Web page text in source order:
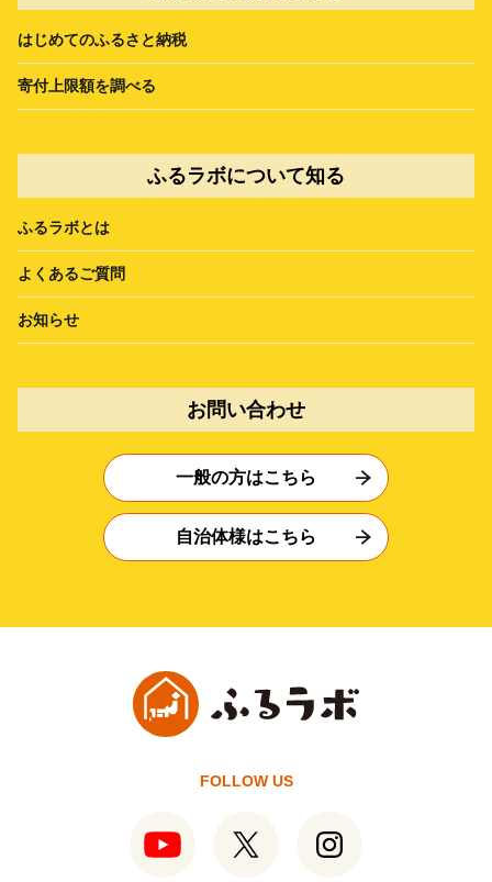
はじめてのふるさと納税
寄付上限額を調べる
ふるラボについて知る
ふるラボとは
よくあるご質問
お知らせ
お問い合わせ
一般の方はこちら
自治体様はこちら
FOLLOW US